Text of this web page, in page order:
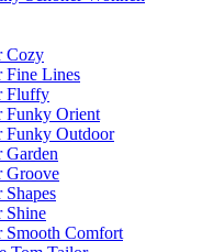
Cozy
Fine Lines
Fluffy
Funky Orient
Funky Outdoor
Garden
Groove
Shine
Smooth Comfort